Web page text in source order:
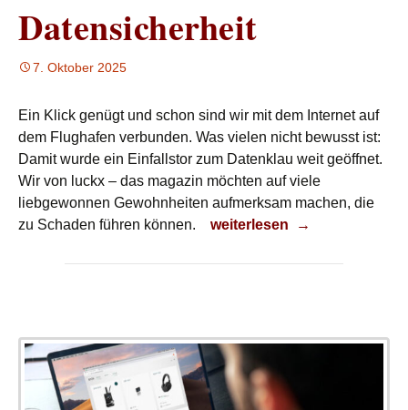
Datensicherheit
7. Oktober 2025
Ein Klick genügt und schon sind wir mit dem Internet auf
dem Flughafen verbunden. Was vielen nicht bewusst ist:
Damit wurde ein Einfallstor zum Datenklau weit geöffnet.
Wir von luckx – das magazin möchten auf viele
liebgewonnen Gewohnheiten aufmerksam machen, die
zu Schaden führen können.
Datensicherheit
weiterlesen →